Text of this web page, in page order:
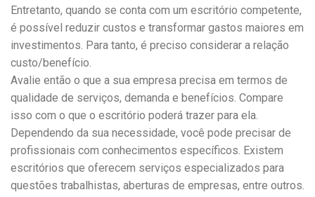
Entretanto, quando se conta com um escritório competente,
é possível reduzir custos e transformar gastos maiores em
investimentos. Para tanto, é preciso considerar a relação
custo/benefício.
Avalie então o que a sua empresa precisa em termos de
qualidade de serviços, demanda e benefícios. Compare
isso com o que o escritório poderá trazer para ela.
Dependendo da sua necessidade, você pode precisar de
profissionais com conhecimentos específicos. Existem
escritórios que oferecem serviços especializados para
questões trabalhistas, aberturas de empresas, entre outros.